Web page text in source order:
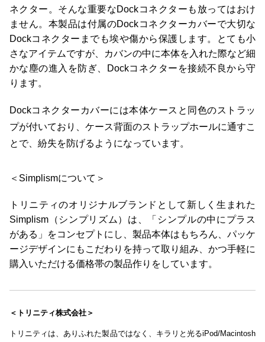
ネクター。そんな重要なDockコネクターも放ってはおけ
ません。本製品は付属のDockコネクターカバーで大切な
Dockコネクターまでも埃や傷から保護します。とても小
さなアイテムですが、カバンの中に本体を入れた際など細
かな塵の進入を防ぎ、Dockコネクターを接続不良から守
ります。
Dockコネクターカバーには本体ケースと同色のストラッ
プが付いており、ケース背面のストラップホールに通すこ
とで、紛失を防げるようになっています。
＜Simplismについて＞
トリニティのオリジナルブランドとして新しく生まれた
Simplism（シンプリズム）は、「シンプルの中にプラス
がある」をコンセプトにし、製品本体はもちろん、パッケ
ージデザインにもこだわりを持って取り組み、かつ手軽に
購入いただける価格帯の製品作りをしています。
＜トリニティ株式会社＞
トリニティは、ありふれた製品ではなく、キラリと光るiPod/Macintosh